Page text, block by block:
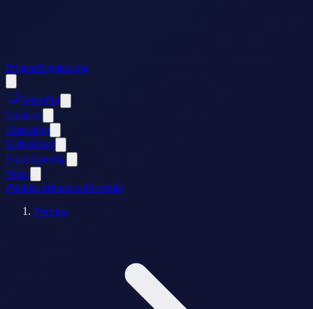
PrijavaRegistracija
AstroPut
Znakovi
Horoskop
Kalkulatori
Enciklopedija
Nebo
Politika privatnostiKontakt
Početna